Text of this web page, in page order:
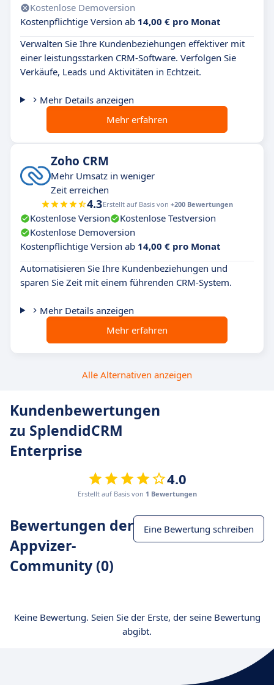
Kostenlose Demoversion
Kostenpflichtige Version ab 14,00 € pro Monat
Verwalten Sie Ihre Kundenbeziehungen effektiver mit
einer leistungsstarken CRM-Software. Verfolgen Sie
Verkäufe, Leads und Aktivitäten in Echtzeit.
Mehr Details anzeigen
Mehr erfahren
Zoho CRM
Mehr Umsatz in weniger
Zeit erreichen
4.3Erstellt auf Basis von +200 Bewertungen
Kostenlose Version
Kostenlose Testversion
Kostenlose Demoversion
Kostenpflichtige Version ab 14,00 € pro Monat
Automatisieren Sie Ihre Kundenbeziehungen und
sparen Sie Zeit mit einem führenden CRM-System.
Mehr Details anzeigen
Mehr erfahren
Alle Alternativen anzeigen
Kundenbewertungen
zu SplendidCRM
Enterprise
4.0
Erstellt auf Basis von 1 Bewertungen
Bewertungen der
Appvizer-
Community (0)
Eine Bewertung schreiben
Keine Bewertung. Seien Sie der Erste, der seine Bewertung
abgibt.